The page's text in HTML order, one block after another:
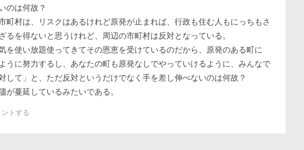
のは何故？
村は、リスクはあるけれど原発が止まれば、行政も住む人もにっちもさ
るを得ないと思うけれど、周辺の市町村は反対となっている。
使い放題使ってきてその恩恵を受けているのだから、原発のある町に
うに努力するし、あなたの町も原発なしでやっていけるように、みんなで
して」と、ただ反対というだけでなく手を差し伸べないのは何故？
蔓延しているみたいである。
ントする